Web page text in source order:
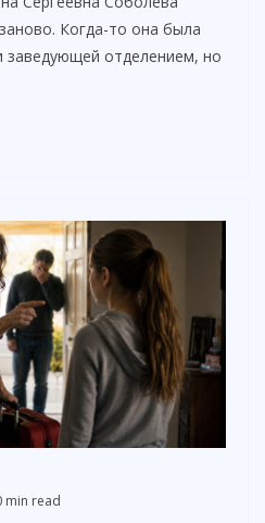
Когда-то она была
заведующей отделением, но
min read